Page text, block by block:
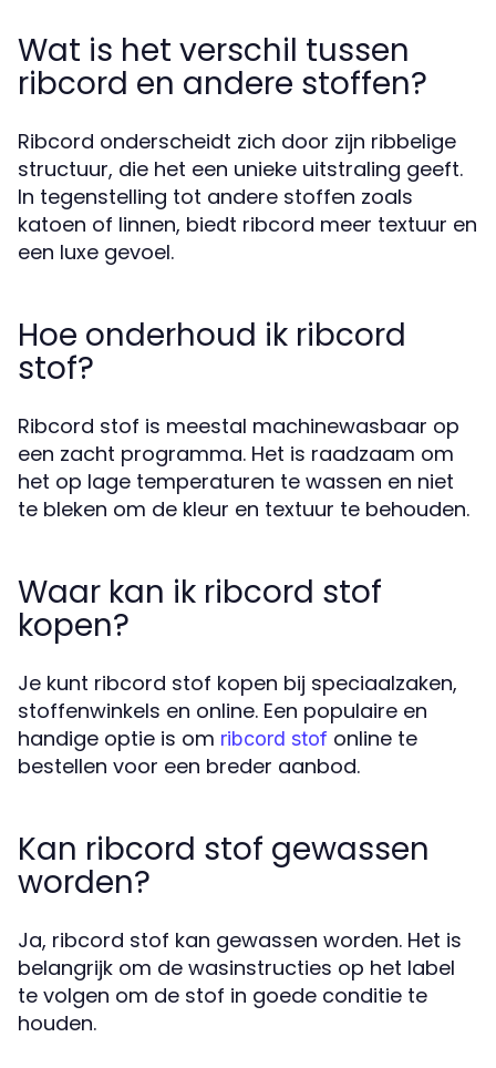
Wat is het verschil tussen
ribcord en andere stoffen?
Ribcord onderscheidt zich door zijn ribbelige
structuur, die het een unieke uitstraling geeft.
In tegenstelling tot andere stoffen zoals
katoen of linnen, biedt ribcord meer textuur en
een luxe gevoel.
Hoe onderhoud ik ribcord
stof?
Ribcord stof is meestal machinewasbaar op
een zacht programma. Het is raadzaam om
het op lage temperaturen te wassen en niet
te bleken om de kleur en textuur te behouden.
Waar kan ik ribcord stof
kopen?
Je kunt ribcord stof kopen bij speciaalzaken,
stoffenwinkels en online. Een populaire en
handige optie is om ribcord stof online te
bestellen voor een breder aanbod.
Kan ribcord stof gewassen
worden?
Ja, ribcord stof kan gewassen worden. Het is
belangrijk om de wasinstructies op het label
te volgen om de stof in goede conditie te
houden.